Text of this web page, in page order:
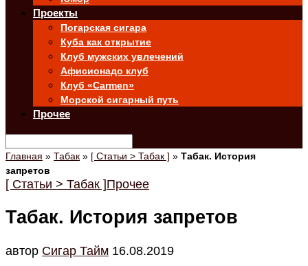
Проекты
Погарская сигара
Куба как открытие
Клуб мужских увлечений
Афисионадо клуб
Клуб «Carmen»
Морской сигарный путь
Прочее
Главная » Табак » [ Статьи > Табак ] » Табак. История
запретов
[ Статьи > Табак ]Прочее
Табак. История запретов
автор Cигар Тайм 16.08.2019